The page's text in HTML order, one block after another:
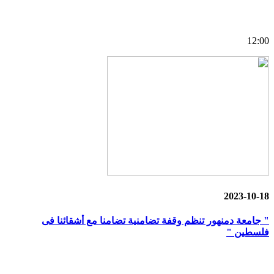
12:00
2023-10-18
" جامعة دمنهور تنظم وقفة تضامنية تضامنا مع أشقائنا فى
فلسطين "